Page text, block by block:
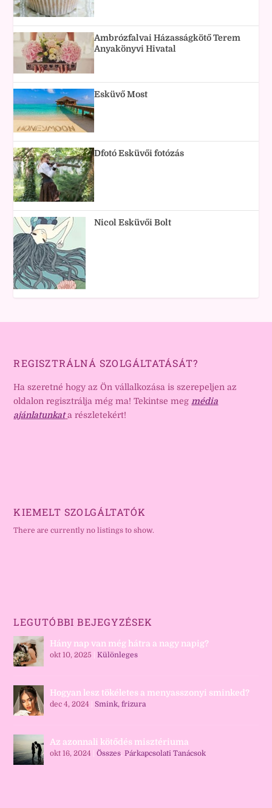
Ambrózfalvai Házasságkötő Terem
Anyakönyvi Hivatal
Esküvő Most
Dfotó Esküvői fotózás
Nicol Esküvői Bolt
REGISZTRÁLNÁ SZOLGÁLTATÁSÁT?
Ha szeretné hogy az Ön vállalkozása is szerepeljen az
oldalon regisztrálja még ma! Tekintse meg média
ajánlatunkat a részletekért!
KIEMELT SZOLGÁLTATÓK
There are currently no listings to show.
LEGUTÓBBI BEJEGYZÉSEK
Hány nap van még hátra a nagy napig?
okt 10, 2025 |Különleges
Hogyan lesz tökéletes a menyasszonyi sminked?
dec 4, 2024 |Smink, frizura
Az azonnali kötődés misztériuma
okt 16, 2024 |Összes ,Párkapcsolati Tanácsok